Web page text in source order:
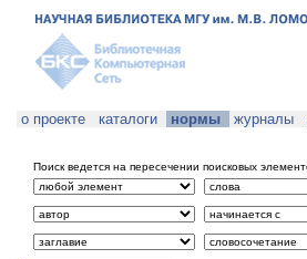
о проекте каталоги нормы журналы
Поиск ведется на пересечении поисковых